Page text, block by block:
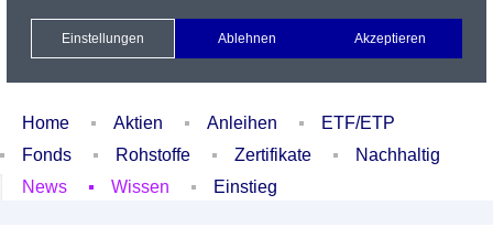
Xetra Realtime
Watchlist Portfolio Login
Home Aktien Anleihen
ETF/ETP
Fonds
Rohstoffe Zertifikate
Nachhaltig
News
Wissen Einstieg
Einstellungen Ablehnen Akzeptieren